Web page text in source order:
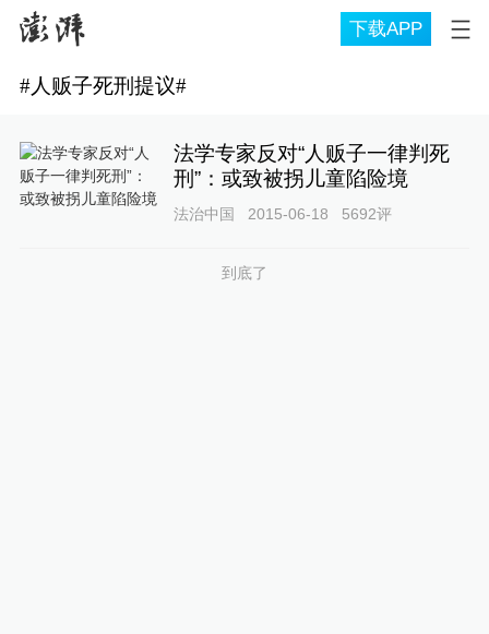
下载APP
#人贩子死刑提议#
法学专家反对“人贩子一律判死
刑”：或致被拐儿童陷险境
法治中国 2015-06-18 5692评
到底了